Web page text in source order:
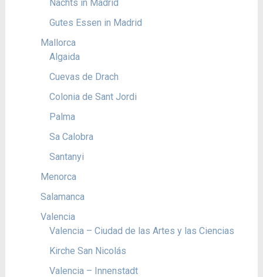
Nachts in Madrid
Gutes Essen in Madrid
Mallorca
Algaida
Cuevas de Drach
Colonia de Sant Jordi
Palma
Sa Calobra
Santanyi
Menorca
Salamanca
Valencia
Valencia – Ciudad de las Artes y las Ciencias
Kirche San Nicolás
Valencia – Innenstadt